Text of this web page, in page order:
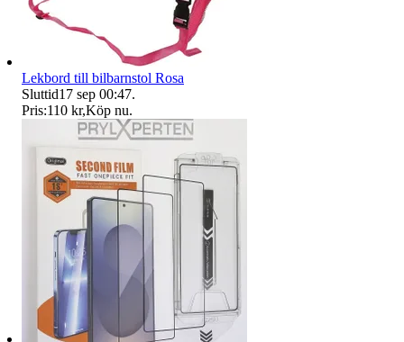
Lekbord till bilbarnstol Rosa
Sluttid17 sep 00:47.
Pris:110 kr,Köp nu.